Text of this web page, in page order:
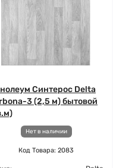
Синтерос Delta
3 (2,5 м) бытовой
Нет в наличии
Код Товара: 2083